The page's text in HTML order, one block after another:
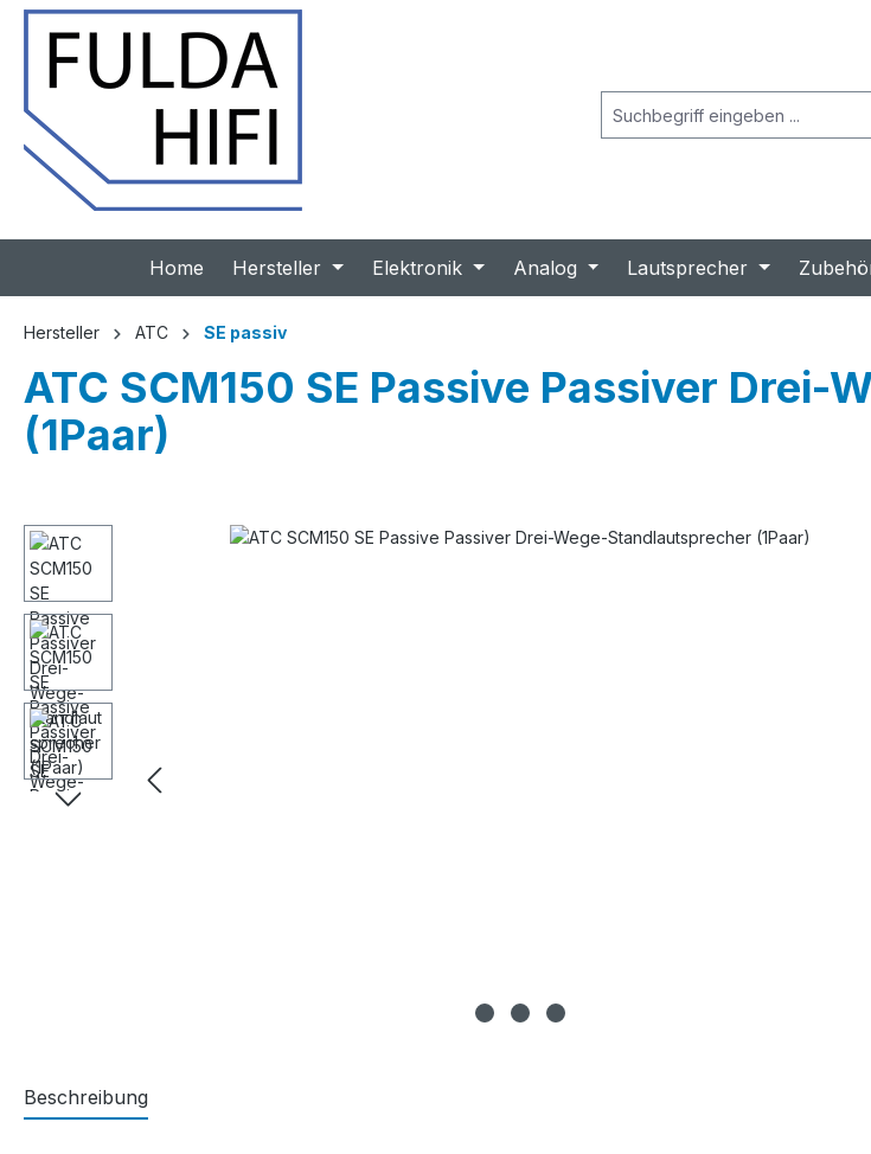
Home Hersteller Elektronik Analog Lautsprecher
Hersteller ATC SE passiv
ATC SCM150 SE Passive Passiver Drei-
(1Paar)
Bildergalerie überspringen
Beschreibung